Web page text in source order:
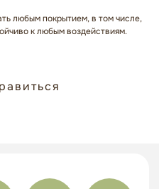
любым покрытием, в том числе,
к любым воздействиям.